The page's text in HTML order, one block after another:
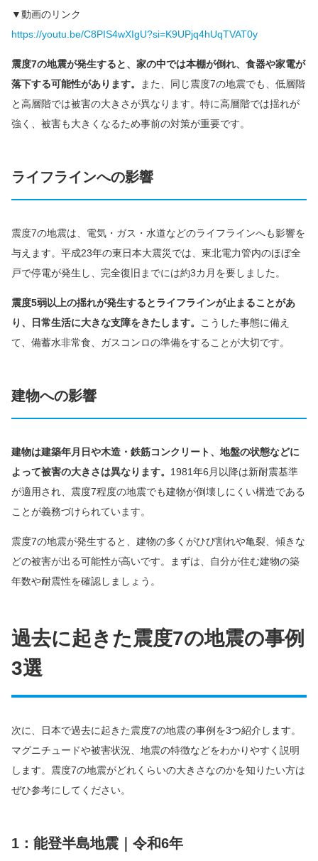
▼動画のリンク
https://youtu.be/C8PIS4wXIgU?si=K9UPjq4hUqTVAT0y
震度7の地震が発生すると、家の中では本棚が倒れ、食器や家電が
落下する可能性があります。
また、同じ震度7の地震でも、低層階
と高層階では被害の大きさが異なります。特に高層階では揺れが
強く、被害も大きくなるため事前の対策が重要です。
ライフラインへの影響
震度7の地震は、電気・ガス・水道などのライフラインへも影響を
与えます。平成23年の東日本大震災では、東北電力管内のほぼ全
戸で停電が発生し、完全復旧までには約3カ月を要しました。
震度5弱以上の揺れが発生するとライフラインが止まることがあ
り、日常生活に大きな支障をきたします。
こうした事態に備え
て、備蓄水非常食、ガスコンロの準備をすることが大切です。
建物への影響
建物は建築年月日や木造・鉄筋コンクリート、地盤の状態などに
よって被害の大きさは異なります。 1981年6月以降は新耐震基準
が適用され、震度7程度の地震でも建物が倒壊しにくい構造である
ことが義務づけられています。
震度7の地震が発生すると、建物の多くがひび割れや亀裂、傾きな
どの被害が出る可能性が高いです。まずは、自分が住む建物の築
年数や耐震性を確認しましょう。
過去に起きた震度7の地震の事例
3選
次に、日本で過去に起きた震度7の地震の事例を3つ紹介します。
マグニチュードや被害状況、地震の特徴などをわかりやすく説明
します。震度7の地震がどれくらいの大きさなのかを知りたい方は
ぜひ参考にしてください。
1：能登半島地震｜令和6年